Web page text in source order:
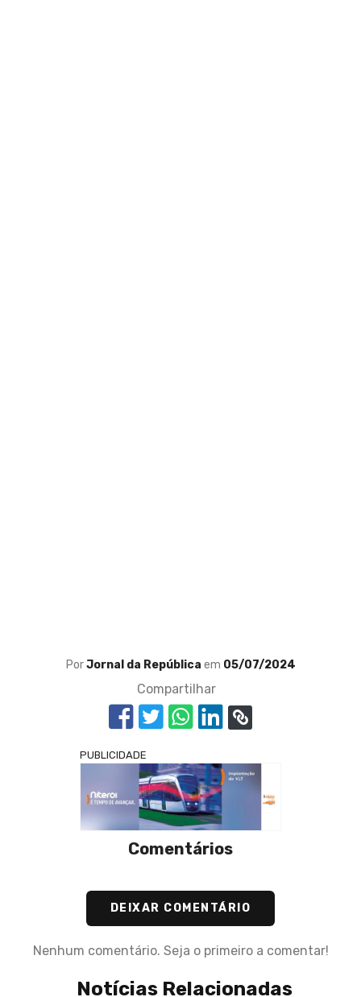
PorJornal da República em 05/07/2024
Compartilhar
PUBLICIDADE
Comentários
DEIXAR COMENTÁRIO
Nenhum comentário. Seja o primeiro a comentar!
Notícias Relacionadas